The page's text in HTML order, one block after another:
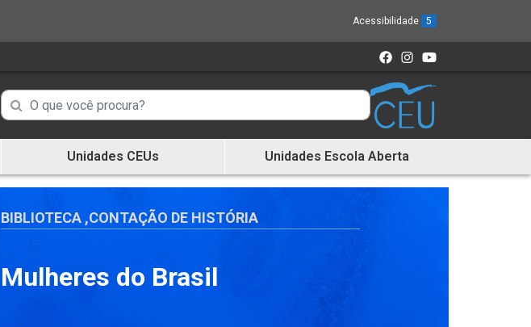
Acessibilidade 5
Campo
de
de
informações
Campo
de
Busca
informações
Unidades CEUs Unidades Escola Aberta
BIBLIOTECA ,CONTAÇÃO DE HISTÓRIA
Mulheres do Brasil